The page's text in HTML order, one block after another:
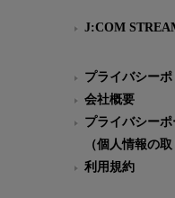
J:COM
プライバシー
会社概要
プライバシー
（個人情報の
利用規約